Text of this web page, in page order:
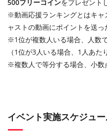
500フリーコインをプレゼント
※動画応援ランキングとはキャ
ャストの動画にポイントを送っ
※1位が複数人いる場合、人数
（1位が3人いる場合、1人あた
※複数人で等分する場合、小数
イベント実施スケジュ